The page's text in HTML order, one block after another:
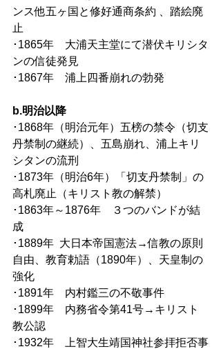
ンス他五ヶ国と修好通商条約 、踏絵廃
止
･1865年　大浦天主堂にて潜伏キリシタ
ンの信徒発見
･1867年　浦上四番崩れの勃発
b.明治以降
･1868年（明治元年）五榜の禁令（切支
丹禁制の継続）、五島崩れ、浦上キリ
シタンの流刑
･1873年（明治6年）「切支丹禁制」の
高札廃止（キリスト教の解禁）
･1863年～1876年　３つのバンドが結
成
･1889年  大日本帝国憲法→信教の原則
自由、教育勅語（1890年）、天皇制の
強化
･1891年　内村鑑三の不敬事件
･1899年　内務省令第41号→キリスト
教公認
･1932年　上智大生靖国神社参拝拒否事